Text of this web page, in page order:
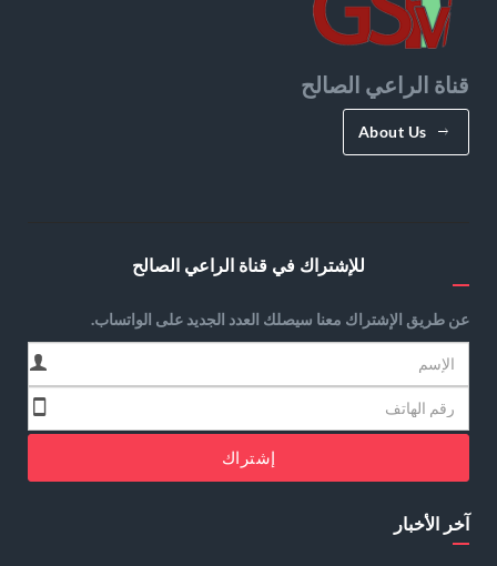
قناة الراعي الصالح
About Us
للإشتراك في قناة الراعي الصالح
عن طريق الإشتراك معنا سيصلك العدد الجديد على الواتساب.
إشتراك
آخر الأخبار